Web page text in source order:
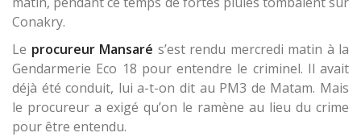
Conakry.
Le procureur Mansaré s’est rendu mercredi matin à la
Gendarmerie Eco 18 pour entendre le criminel. Il avait
déjà été conduit, lui a-t-on dit au PM3 de Matam. Mais
le procureur a exigé qu’on le ramène au lieu du crime
pour être entendu.